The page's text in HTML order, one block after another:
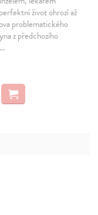
život ohrozí až
problematického
z předchozího